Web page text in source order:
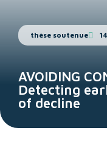
thèse soutenue
AVOIDING
Detecting
of decline